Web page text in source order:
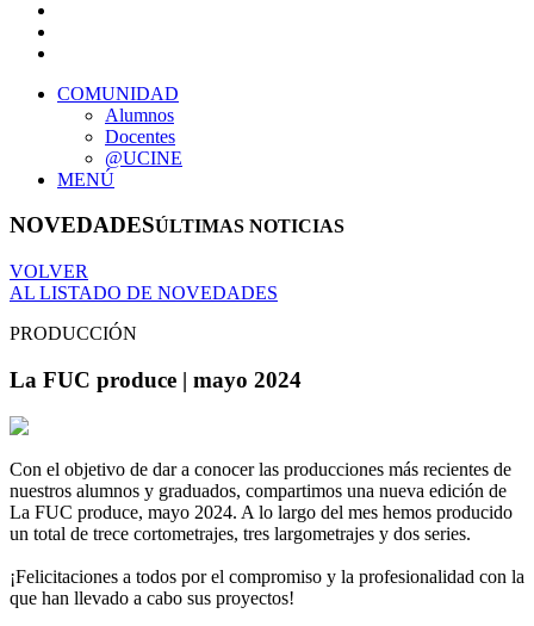
COMUNIDAD
Alumnos
Docentes
@UCINE
MENÚ
NOVEDADESÚLTIMAS NOTICIAS
VOLVER
AL LISTADO DE NOVEDADES
PRODUCCIÓN
La FUC produce | mayo 2024
Con el objetivo de dar a conocer las producciones más recientes de
nuestros alumnos y graduados, compartimos una nueva edición de
La FUC produce, mayo 2024. A lo largo del mes hemos producido
un total de trece cortometrajes, tres largometrajes y dos series.
¡Felicitaciones a todos por el compromiso y la profesionalidad con la
que han llevado a cabo sus proyectos!